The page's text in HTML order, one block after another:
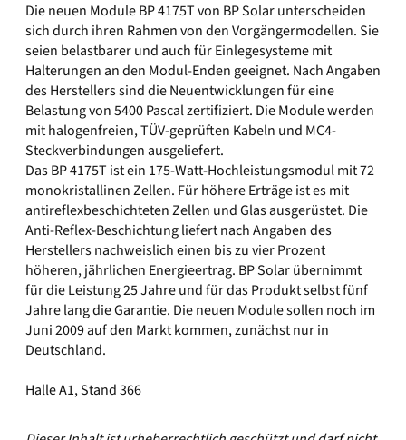
Die neuen Module BP 4175T von BP Solar unterscheiden
sich durch ihren Rahmen von den Vorgängermodellen. Sie
seien belastbarer und auch für Einlegesysteme mit
Halterungen an den Modul-Enden geeignet. Nach Angaben
des Herstellers sind die Neuentwicklungen für eine
Belastung von 5400 Pascal zertifiziert. Die Module werden
mit halogenfreien, TÜV-geprüften Kabeln und MC4-
Steckverbindungen ausgeliefert.
Das BP 4175T ist ein 175-Watt-Hochleistungsmodul mit 72
monokristallinen Zellen. Für höhere Erträge ist es mit
antireflexbeschichteten Zellen und Glas ausgerüstet. Die
Anti-Reflex-Beschichtung liefert nach Angaben des
Herstellers nachweislich einen bis zu vier Prozent
höheren, jährlichen Energieertrag. BP Solar übernimmt
für die Leistung 25 Jahre und für das Produkt selbst fünf
Jahre lang die Garantie. Die neuen Module sollen noch im
Juni 2009 auf den Markt kommen, zunächst nur in
Deutschland.
Halle A1, Stand 366